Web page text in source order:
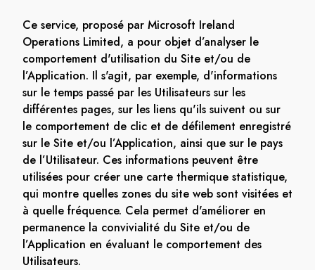
Ce service, proposé par Microsoft Ireland
Operations Limited, a pour objet d’analyser le
comportement d'utilisation du Site et/ou de
l’Application. Il s'agit, par exemple, d'informations
sur le temps passé par les Utilisateurs sur les
différentes pages, sur les liens qu'ils suivent ou sur
le comportement de clic et de défilement enregistré
sur le Site et/ou l’Application, ainsi que sur le pays
de l’Utilisateur. Ces informations peuvent être
utilisées pour créer une carte thermique statistique,
qui montre quelles zones du site web sont visitées et
à quelle fréquence. Cela permet d'améliorer en
permanence la convivialité du Site et/ou de
l’Application en évaluant le comportement des
Utilisateurs.